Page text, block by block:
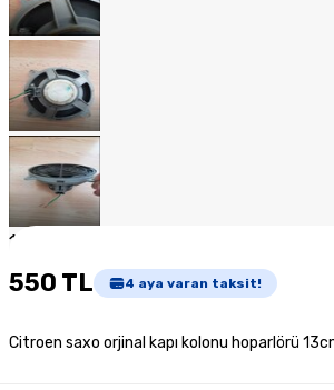
1
550 TL 4 aya varan taksit!
Citroen saxo orjinal kapı kolonu hoparlörü